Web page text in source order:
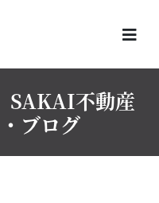
SAKAI不動産
ブログ